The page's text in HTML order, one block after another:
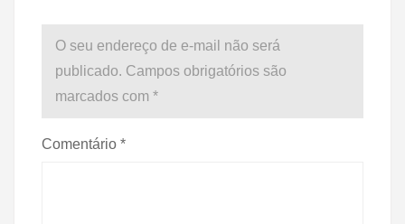
O seu endereço de e-mail não será
publicado. Campos obrigatórios são
marcados com *
Comentário *